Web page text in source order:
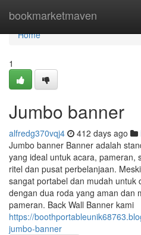
bookmarketmaven
Home
Home
1
Jumbo banner
alfredg370vqj4 412 days ago
Jumbo banner Banner adalah
yang ideal untuk acara, pameran,
ritel dan pusat perbelanjaan.
sangat portabel dan mudah untuk
dengan dua roda yang aman dan
pameran. Back Wall Banner kami
https://
jumbo-banner